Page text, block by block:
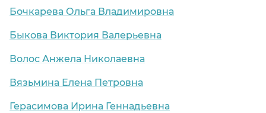
Бочкарева Ольга Владимировна
Быкова Виктория Валерьевна
Волос Анжела Николаевна
Вязьмина Елена Петровна
Герасимова Ирина Геннадьевна